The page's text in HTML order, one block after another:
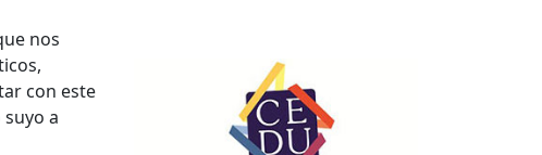
nos
con este
a